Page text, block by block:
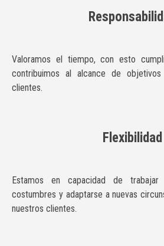
Valoramos el tiempo, con esto
contribuimos al alcance de
clientes.
Flexibilidad
Estamos en capacidad de
costumbres y adaptarse a nuevas
nuestros clientes.